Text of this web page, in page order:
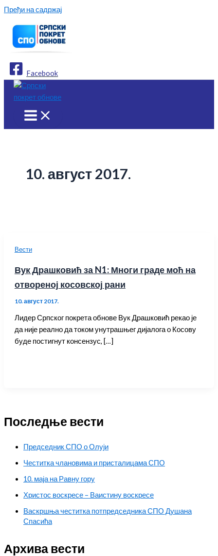
Пређи на садржај
Facebook
10. август 2017.
Вести
Вук Драшковић за N1: Многи граде моћ на
отвореној косовској рани
10. август 2017.
Лидер Српског покрета обнове Вук Драшковић рекао је
да није реално да током унутрашњег дијалога о Косову
буде постигнут консензус, […]
Последње вести
Председник СПО о Олуји
Честитка члановима и присталицама СПО
10. маја на Равну гору
Христос воскресе – Ваистину воскресе
Васкршња честитка потпредседника СПО Душана
Спасића
Архива вести